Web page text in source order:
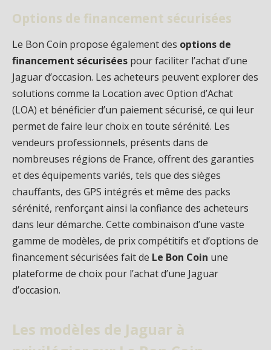
Options de financement sécurisées
Le Bon Coin propose également des options de
financement sécurisées pour faciliter l’achat d’une
Jaguar d’occasion. Les acheteurs peuvent explorer des
solutions comme la Location avec Option d’Achat
(LOA) et bénéficier d’un paiement sécurisé, ce qui leur
permet de faire leur choix en toute sérénité. Les
vendeurs professionnels, présents dans de
nombreuses régions de France, offrent des garanties
et des équipements variés, tels que des sièges
chauffants, des GPS intégrés et même des packs
sérénité, renforçant ainsi la confiance des acheteurs
dans leur démarche. Cette combinaison d’une vaste
gamme de modèles, de prix compétitifs et d’options de
financement sécurisées fait de Le Bon Coin une
plateforme de choix pour l’achat d’une Jaguar
d’occasion.
Les modèles de Jaguar à